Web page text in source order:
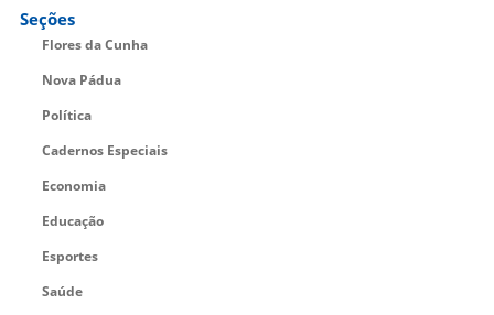
Seções
Flores da Cunha
Nova Pádua
Política
Cadernos Especiais
Economia
Educação
Esportes
Saúde